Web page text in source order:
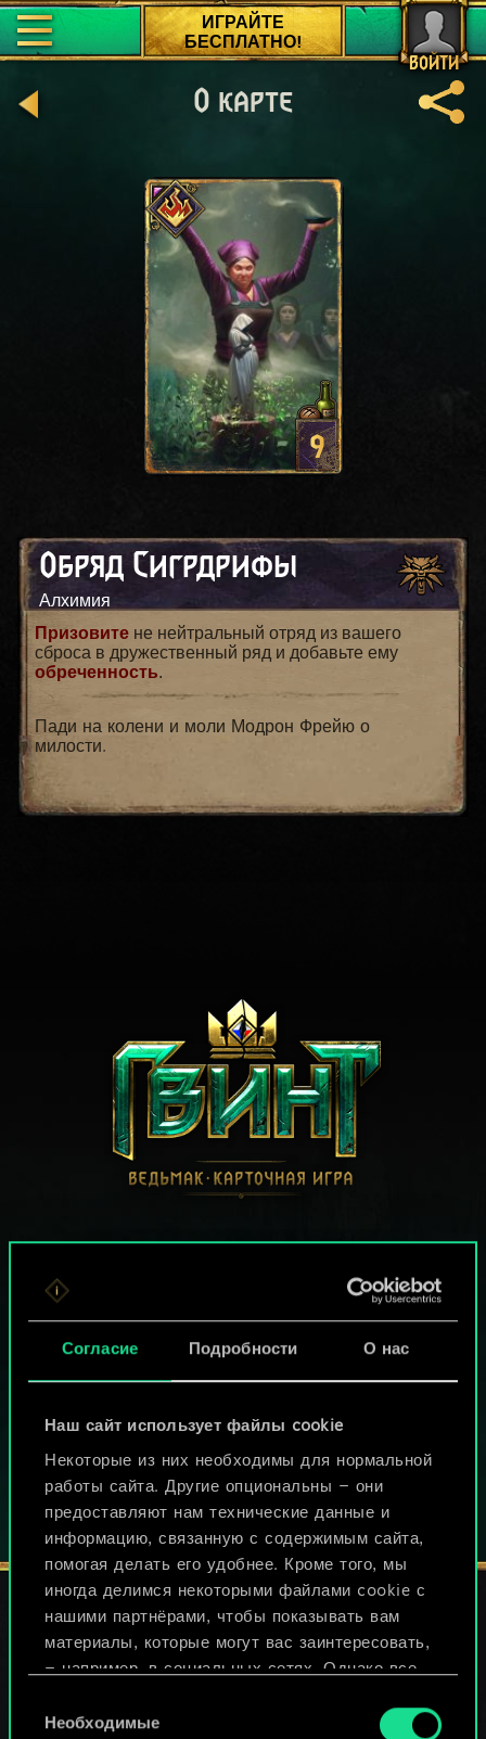
Согласие Подробности О нас
Наш сайт использует файлы cookie
Некоторые из них необходимы для нормальной
работы сайта. Другие опциональны — они
предоставляют нам технические данные и
информацию, связанную с содержимым сайта,
помогая делать его удобнее. Кроме того, мы
иногда делимся некоторыми файлами cookie с
нашими партнёрами, чтобы показывать вам
материалы, которые могут вас заинтересовать,
— например, в социальных сетях. Однако все
разрешения.
согласия
Необходимые
ВОЙТИ
ИГРАЙТЕ
БЕСПЛАТНО!
О карте
9
Обряд Сигрдрифы
Алхимия
Призовите не нейтральный отряд из вашего
сброса в дружественный ряд и добавьте ему
обреченность.
Пади на колени и моли Модрон Фрейю о
милости.
БЕСПЛАТНО НА ПК
В этой игре есть встроенные покупки
СЛЕДИТЕ ЗА НАМИ